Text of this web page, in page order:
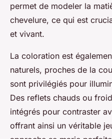
permet de modeler la
chevelure, ce qui est
et vivant.
La coloration est
naturels, proches de la
sont privilégiés pour
Des reflets chauds ou
intégrés pour contraster
offrant ainsi un véritable